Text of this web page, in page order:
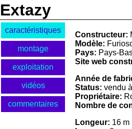
Extazy
caractéristiques
montage
exploitation
vidéos
commentaires
Constructeur:
Modèle:
Pays: Pays-
Site web
Année de
Status: vendu
Propriétaire:
Nombre de
Longeur: 16 m